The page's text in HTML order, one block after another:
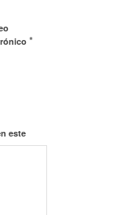
*
este